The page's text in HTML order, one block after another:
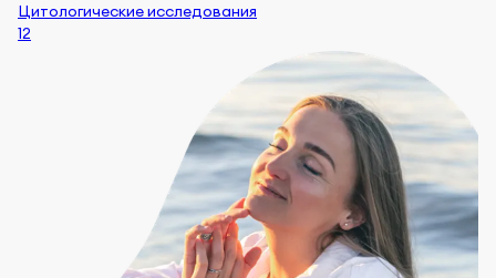
Цитологические исследования
12